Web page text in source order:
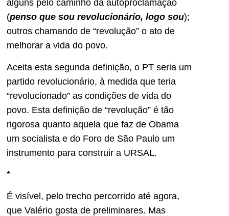
alguns pelo caminho da autoproclamação
(penso que sou revolucionário, logo sou);
outros chamando de “revolução” o ato de
melhorar a vida do povo.
Aceita esta segunda definição, o PT seria um
partido revolucionário, à medida que teria
“revolucionado” as condições de vida do
povo. Esta definição de “revolução” é tão
rigorosa quanto aquela que faz de Obama
um socialista e do Foro de São Paulo um
instrumento para construir a URSAL.
*
É visível, pelo trecho percorrido até agora,
que Valério gosta de preliminares. Mas